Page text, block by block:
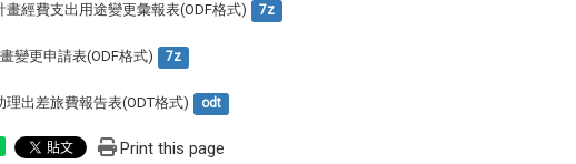
畫經費支出用途變更彙報表(ODF格式) 7z
變更申請表(ODF格式) 7z
理出差旅費報告表(ODT格式) odt
Print this page